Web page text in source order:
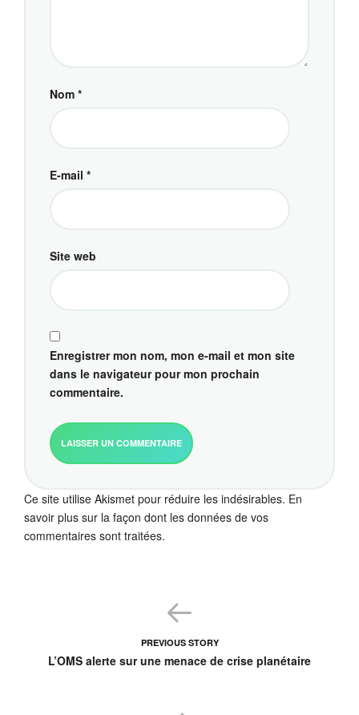
Nom *
E-mail *
Site web
Enregistrer mon nom, mon e-mail et mon site
dans le navigateur pour mon prochain
commentaire.
Ce site utilise Akismet pour réduire les indésirables. En
savoir plus sur la façon dont les données de vos
commentaires sont traitées.
PREVIOUS STORY
L’OMS alerte sur une menace de crise planétaire